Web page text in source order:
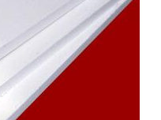
Kapcsolat
ÁSZF